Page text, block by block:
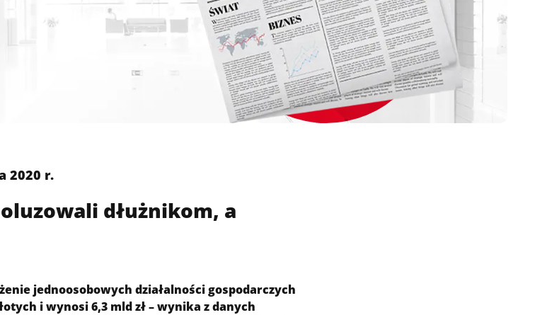
2020 r.
dłużnikom, a
jednoosobowych działalności gospodarczych
i wynosi 6,3 mld zł – wynika z danych